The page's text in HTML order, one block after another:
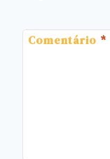
Comentário *